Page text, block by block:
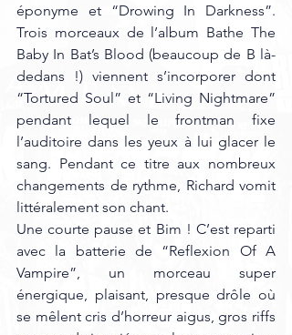
éponyme et “Drowing In Darkness”.
Trois morceaux de l’album Bathe The
Baby In Bat’s Blood (beaucoup de B là-
dedans !) viennent s’incorporer dont
“Tortured Soul” et “Living Nightmare”
pendant lequel le frontman fixe
l’auditoire dans les yeux à lui glacer le
sang. Pendant ce titre aux nombreux
changements de rythme, Richard vomit
littéralement son chant.
Une courte pause et Bim ! C’est reparti
avec la batterie de “Reflexion Of A
Vampire”, un morceau super
énergique, plaisant, presque drôle où
se mêlent cris d’horreur aigus, gros riffs